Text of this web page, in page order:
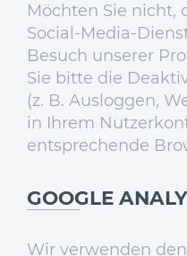
Möchten Sie nicht,
Social-Media-
Besuch unserer
Sie bitte die
(z. B. Ausloggen,
in Ihrem
entsprechende
GOOGLE
Wir verwenden